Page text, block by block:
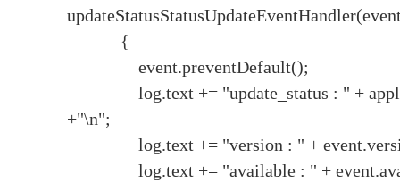
{
event.preventDefault();
log.text += "update_status : " +
+"\n";
log.text += "version : " +
log.text += "available : " +